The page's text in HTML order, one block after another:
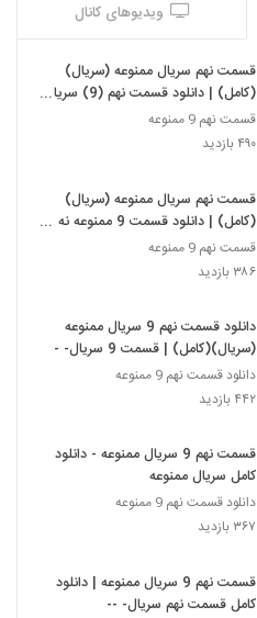
ویدیوهای کانال
قسمت نهم سریال ممنوعه (سریال)
(کامل) | دانلود قسمت نهم (9) سریال
- 9
قسمت نهم 9 ممنوعه
۴۹۰ بازدید
قسمت نهم سریال ممنوعه (سریال)
(کامل) | دانلود قسمت 9 ممنوعه نه -
نهم
قسمت نهم 9 ممنوعه
۳۸۶ بازدید
دانلود قسمت نهم 9 سریال ممنوعه
(سریال)(کامل) | قسمت 9 سریال- --
دانلود قسمت نهم 9 ممنوعه
۴۴۲ بازدید
قسمت نهم 9 سریال ممنوعه - دانلود
کامل سریال ممنوعه
دانلود قسمت نهم 9 ممنوعه
۳۶۷ بازدید
قسمت نهم 9 سریال ممنوعه | دانلود
کامل قسمت نهم سریال- --